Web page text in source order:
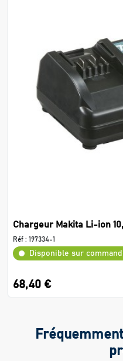
Chargeur Makita Li-ion
Réf : 197334-1
Disponible sur
68,40 €